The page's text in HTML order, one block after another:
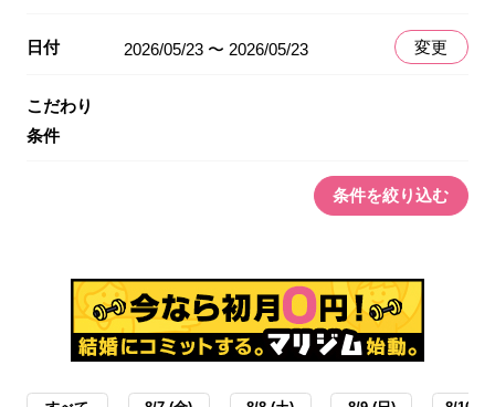
日付 2026/05/23 〜 2026/05/23 変更
こだわり
条件
条件を絞り込む